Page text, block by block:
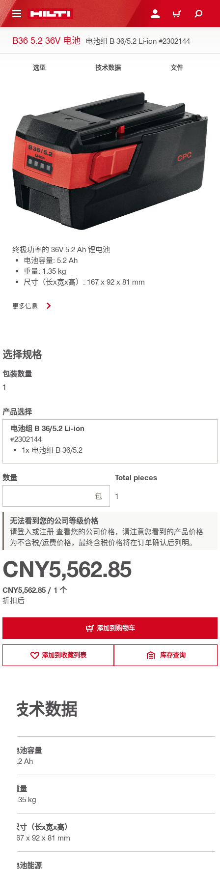
到主页 登录或注册购物车
B36 5.2 36V 电池 电池组 B 36/5.2 Li-ion #2302144
选型 技术数据 文件
终极功率的 36V 5.2 Ah 锂电池
电池容量: 5.2 Ah
重量: 1.35 kg
尺寸（长x宽x高）: 167 x 92 x 81 mm
更多信息
选择规格
包装数量
1
产品选择
电池组 B 36/5.2 Li-ion
#2302144
1x 电池组 B 36/5.2
数量
包
Total pieces
1
无法看到您的公司等级价格
请登入或注册 查看您的公司价格，请注意您看到的产品价格
为不含税/运费价格，最终含税价格将在订单确认后列明。
折扣后
CNY5,562.85
CNY5,562.85 / 1 个
添加到购物车
添加到收藏列表 库存查询
技术数据
电池容量
5.2 Ah
重量
1.35 kg
尺寸（长x宽x高）
167 x 92 x 81 mm
电池能源